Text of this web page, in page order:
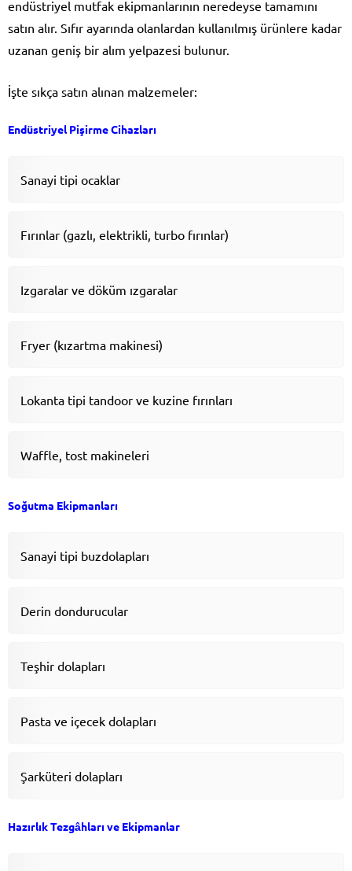
endüstriyel mutfak ekipmanlarının neredeyse tamamını
satın alır. Sıfır ayarında olanlardan kullanılmış ürünlere kadar
uzanan geniş bir alım yelpazesi bulunur.
İşte sıkça satın alınan malzemeler:
Endüstriyel Pişirme Cihazları
Sanayi tipi ocaklar
Fırınlar (gazlı, elektrikli, turbo fırınlar)
Izgaralar ve döküm ızgaralar
Fryer (kızartma makinesi)
Lokanta tipi tandoor ve kuzine fırınları
Waffle, tost makineleri
Soğutma Ekipmanları
Sanayi tipi buzdolapları
Derin dondurucular
Teşhir dolapları
Pasta ve içecek dolapları
Şarküteri dolapları
Hazırlık Tezgâhları ve Ekipmanlar